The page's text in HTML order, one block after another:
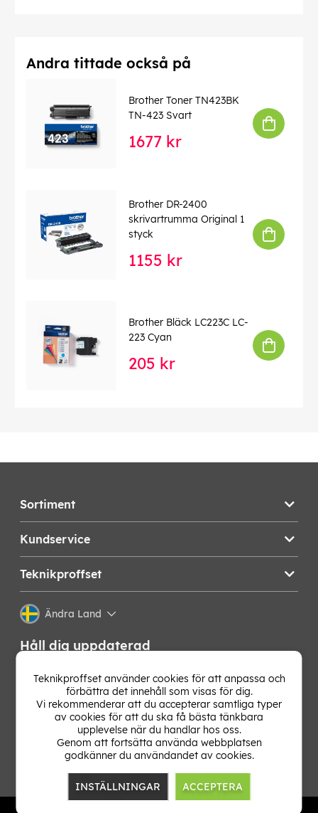
Andra tittade också på
Brother Toner TN423BK
TN-423 Svart
1677 kr
Brother DR-2400
skrivartrumma Original 1
styck
1155 kr
Brother Bläck LC223C LC-
223 Cyan
205 kr
Sortiment
Kundservice
Teknikproffset
Ändra Land
Håll dig uppdaterad
Få de senaste nyheterna, hetaste erbjudandena och
bästa tipsen från oss direkt i din mejlkorg. Signa upp på
vårt nyhetsbrev!
Teknikproffset använder cookies för att anpassa och
förbättra det innehåll som visas för dig.
Vi rekommenderar att du accepterar samtliga typer
av cookies för att du ska få bästa tänkbara
upplevelse när du handlar hos oss.
Genom att fortsätta använda webbplatsen
godkänner du användandet av cookies.
INSTÄLLNINGAR ACCEPTERA